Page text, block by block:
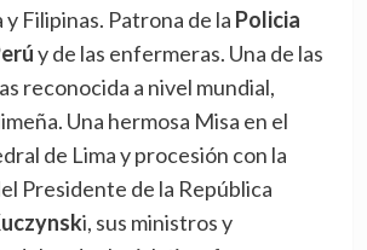
Filipinas. Patrona de la Policia
y de las enfermeras. Una de las
reconocida a nivel mundial,
Una hermosa Misa en el
de Lima y procesión con la
Presidente de la República
i, sus ministros y